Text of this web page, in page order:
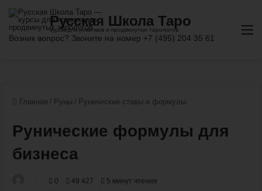
Главная / Руны / Рунические ставы и формулы
Рунические формулы для
бизнеса
0 49 427 5 минут чтения